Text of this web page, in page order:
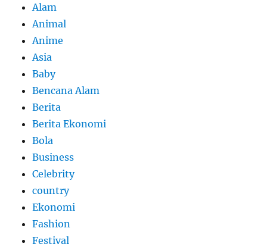
Alam
Animal
Anime
Asia
Baby
Bencana Alam
Berita
Berita Ekonomi
Bola
Business
Celebrity
country
Ekonomi
Fashion
Festival